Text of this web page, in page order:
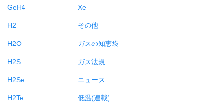
GeH4
H2
H2O
H2S
H2Se
H2Te
Xe
その他
ガスの知恵袋
ガス法規
ニュース
低温(連載)